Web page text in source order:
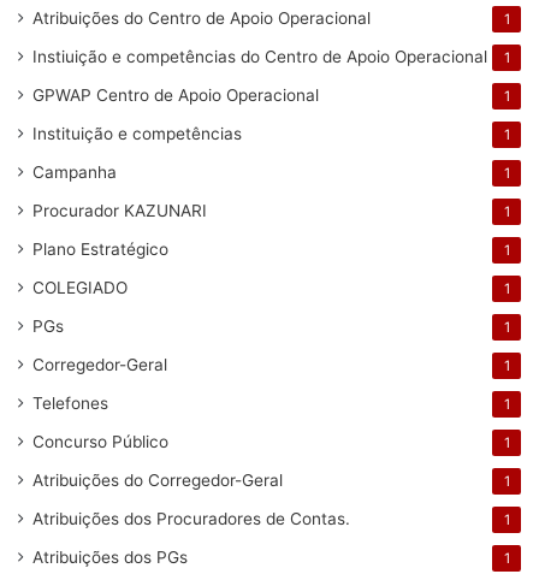
Atribuições do Centro de Apoio Operacional 1
Instiuição e competências do Centro de Apoio Operacional 1
GPWAP Centro de Apoio Operacional 1
Instituição e competências 1
Campanha 1
Procurador KAZUNARI 1
Plano Estratégico 1
COLEGIADO 1
PGs 1
Corregedor-Geral 1
Telefones 1
Concurso Público 1
Atribuições do Corregedor-Geral 1
Atribuições dos Procuradores de Contas. 1
Atribuições dos PGs 1